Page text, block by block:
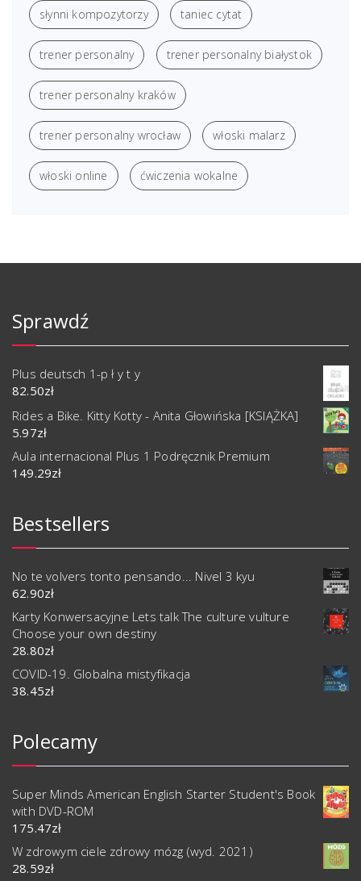
słynni kompozytorzy taniec cytat
trener personalny trener personalny białystok
trener personalny kraków
trener personalny wrocław włoski malarz
włoski online ćwiczenia wokalne
Sprawdź
Plus deutsch 1-p ł y t y
82.50zł
Rides a Bike. Kitty Kotty - Anita Głowińska [KSIĄŻKA]
5.97zł
Aula internacional Plus 1 Podręcznik Premium
149.29zł
Bestsellers
No te volvers tonto pensando... Nivel 3 kyu
62.90zł
Karty Konwersacyjne Lets talk The culture vulture
Choose your own destiny
28.80zł
COVID-19. Globalna mistyfikacja
38.45zł
Polecamy
Super Minds American English Starter Student's Book
with DVD-ROM
175.47zł
W zdrowym ciele zdrowy mózg (wyd. 2021)
28.59zł